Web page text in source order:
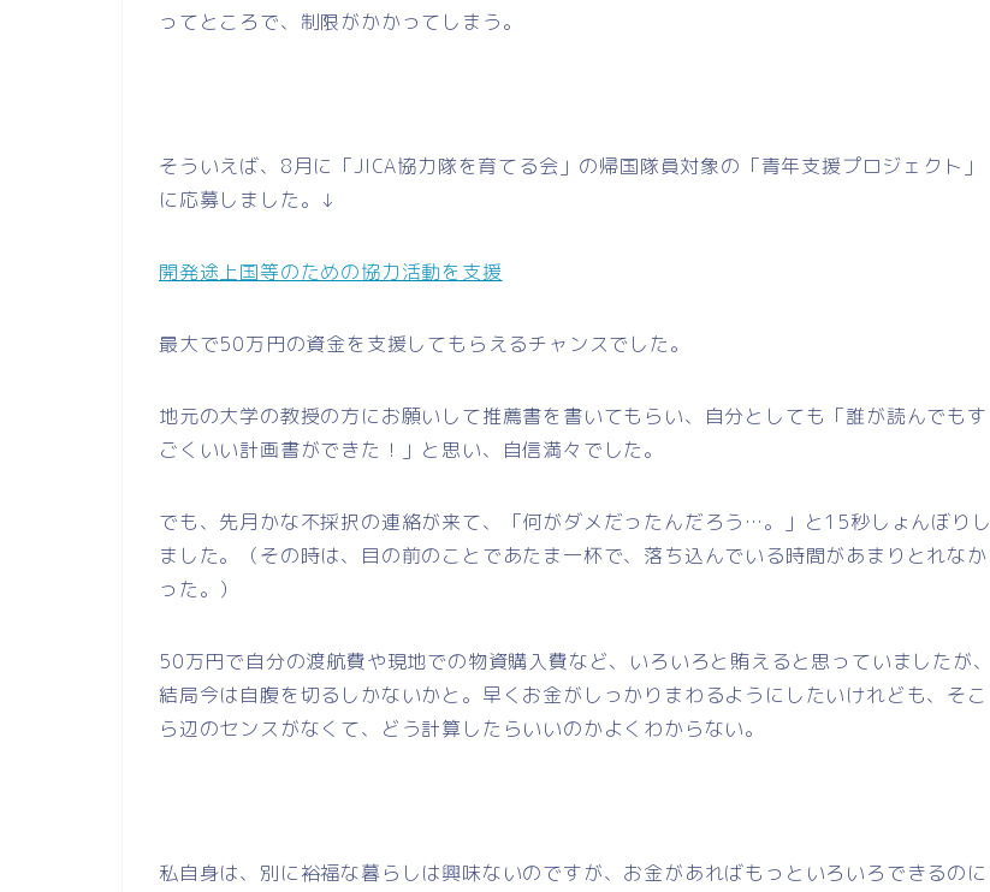
ってところで、制限がかかってしまう。
そういえば、8月に「JICA協力隊を育てる会」の帰国隊員対象の「青年支援プロジェクト」
に応募しました。↓
開発途上国等のための協力活動を支援
最大で50万円の資金を支援してもらえるチャンスでした。
地元の大学の教授の方にお願いして推薦書を書いてもらい、自分としても「誰が読んでもす
ごくいい計画書ができた！」と思い、自信満々でした。
でも、先月かな不採択の連絡が来て、「何がダメだったんだろう…。」と15秒しょんぼりし
ました。（その時は、目の前のことであたま一杯で、落ち込んでいる時間があまりとれなか
った。）
50万円で自分の渡航費や現地での物資購入費など、いろいろと賄えると思っていましたが、
結局今は自腹を切るしかないかと。早くお金がしっかりまわるようにしたいけれども、そこ
ら辺のセンスがなくて、どう計算したらいいのかよくわからない。
私自身は、別に裕福な暮らしは興味ないのですが、お金があればもっといろいろできるのに